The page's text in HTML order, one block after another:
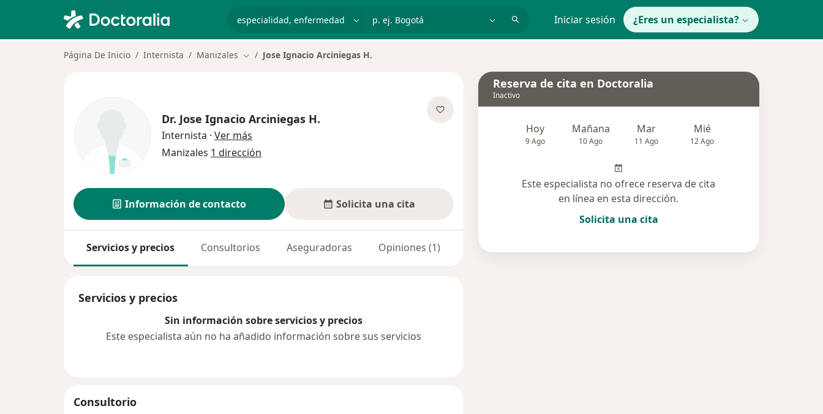
p. ej. Bogotá Iniciar sesión ¿Eres un especialista?
Página De Inicio Internista Manizales Cambiar de ciudad
Jose Ignacio Arciniegas H.
Dr. Jose Ignacio Arciniegas H.
Internista · Ver más
Manizales 1 dirección
Información de contacto Solicita una cita
Servicios y precios Consultorios Aseguradoras Opiniones (1)
Servicios y precios
Sin información sobre servicios y precios
Este especialista aún no ha añadido información sobre sus servicios
Consultorio
Reserva de cita en Doctoralia
Inactivo
Hoy
9 Ago
Mañana
10 Ago
Mar
11 Ago
Mié
12 Ago
Este especialista no ofrece reserva de cita
en línea en esta dirección.
Solicita una cita